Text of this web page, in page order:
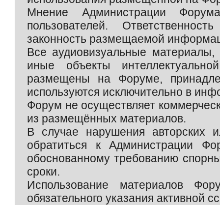
Мнение Администрации
пользователей.
законность размещаемой
Все аудиовизуальные
иные объекты
размещены на Форуме,
используются исключительно в
Форум не осуществляет
из размещённых материалов.
В случае нарушения авторских
обратиться к Администрации
обоснованному требованию
сроки.
Использование материалов
обязательного указания активной